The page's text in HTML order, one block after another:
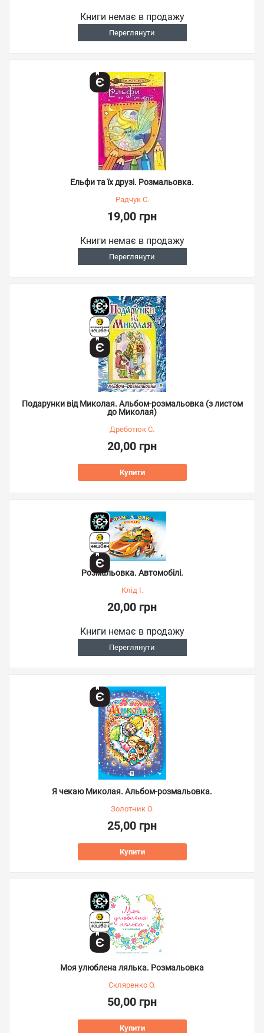
Книги немає в продажу
Переглянути
Ельфи та їх друзі. Розмальовка.
Радчук С.
19,00 грн
Книги немає в продажу
Переглянути
Подарунки від Миколая. Альбом-розмальовка (з листом
до Миколая)
Дреботюк С.
20,00 грн
Купити
Розмальовка. Автомобілі.
Клід І.
20,00 грн
Книги немає в продажу
Переглянути
Я чекаю Миколая. Альбом-розмальовка.
Золотник О.
25,00 грн
Купити
Моя улюблена лялька. Розмальовка
Скляренко О.
50,00 грн
Купити